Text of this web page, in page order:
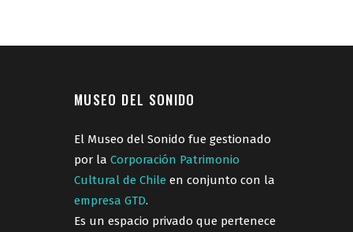
MUSEO DEL SONIDO
El Museo del Sonido fue gestionado
por la Corporación Patrimonio
Cultural de Chile en conjunto con la
empresa GTD.
Es un espacio privado que pertenece